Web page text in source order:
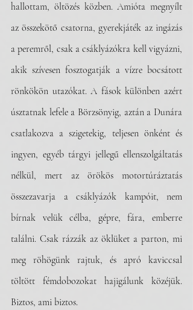
hallottam, öltözés közben. Amióta megnyílt
az összekötő csatorna, gyerekjáték az ingázás
a peremről, csak a csáklyázókra kell vigyázni,
akik szívesen fosztogatják a vízre bocsátott
rönkökön utazókat. A fások különben azért
úsztatnak lefele a Börzsönyig, aztán a Dunára
csatlakozva a szigetekig, teljesen önként és
ingyen, egyéb tárgyi jellegű ellenszolgáltatás
nélkül, mert az örökös motortúráztatás
összezavarja a csáklyázók kampóit, nem
bírnak velük célba, gépre, fára, emberre
találni. Csak rázzák az öklüket a parton, mi
meg röhögünk rajtuk, és apró kaviccsal
töltött fémdobozokat hajigálunk közéjük.
Biztos, ami biztos.